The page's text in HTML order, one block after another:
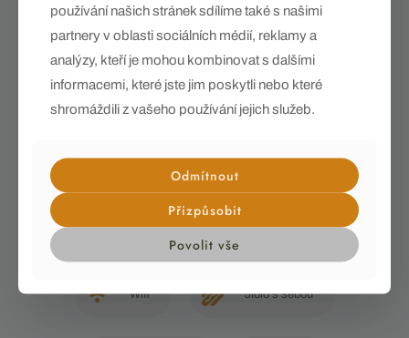
Wifi Jídlo s sebou
používání našich stránek sdílíme také s našimi
partnery v oblasti sociálních médií, reklamy a
analýzy, kteří je mohou kombinovat s dalšími
informacemi, které jste jim poskytli nebo které
shromáždili z vašeho používání jejich služeb.
Odmítnout
Přizpůsobit
Povolit vše